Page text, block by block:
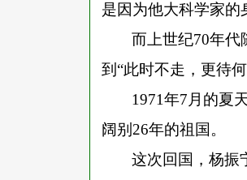
是因为他大科学家
而上世纪70年代
到“此时不走，更待
1971年7月的夏
阔别26年的祖国。
这次回国，杨振